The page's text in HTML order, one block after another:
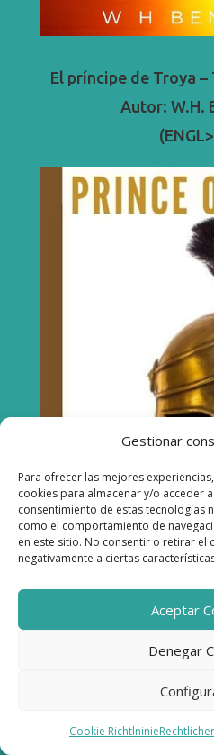
Gestionar
Para ofrecer las mejores
cookies para almacenar y/o acceder
consentimiento de estas tecnologías
como el comportamiento de
en este sitio. No consentir o retirar el
negativamente a ciertas
Aceptar
Denegar
Cookie Richtlninie
El príncipe de Troya
Autor: W.H.
Corazones canallas